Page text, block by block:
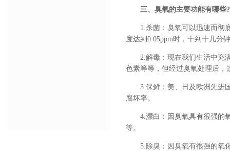
三、臭氧的主要功能有哪些?
1.杀菌：臭氧可以迅速而彻
度达到0.05ppm时，十到十几分
2.解毒：现在我们生活中充
色素等等，但经过臭氧处理后，
3.保鲜：美、日及欧洲先进
腐坏率。
4.漂白：因臭氧具有很强的
等。
5.除臭：因臭氧有很强的氧